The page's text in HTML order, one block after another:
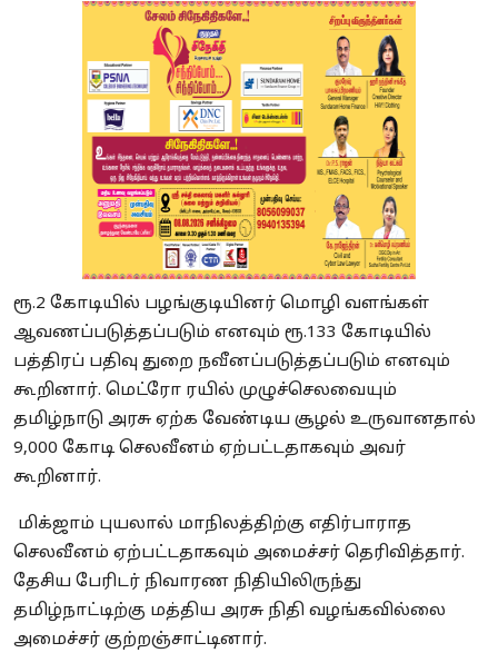
ரூ.2 கோடியில் பழங்குடியினர் மொழி வளங்கள்
ஆவணப்படுத்தப்படும் எனவும் ரூ.133 கோடியில்
பத்திரப் பதிவு துறை நவீனப்படுத்தப்படும் எனவும்
கூறினார். மெட்ரோ ரயில் முழுச்செலவையும்
தமிழ்நாடு அரசு ஏற்க வேண்டிய சூழல் உருவானதால்
9,000 கோடி செலவீனம் ஏற்பட்டதாகவும் அவர்
கூறினார்.
மிக்ஜாம் புயலால் மாநிலத்திற்கு எதிர்பாராத
செலவீனம் ஏற்பட்டதாகவும் அமைச்சர் தெரிவித்தார்.
தேசிய பேரிடர் நிவாரண நிதியிலிருந்து
தமிழ்நாட்டிற்கு மத்திய அரசு நிதி வழங்கவில்லை
அமைச்சர் குற்றஞ்சாட்டினார்.